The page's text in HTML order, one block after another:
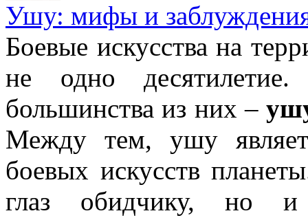
Ушу: мифы и
Боевые искусства на
не одно
большинства из них –
Между тем, ушу
боевых искусств
глаз обидчику, но и